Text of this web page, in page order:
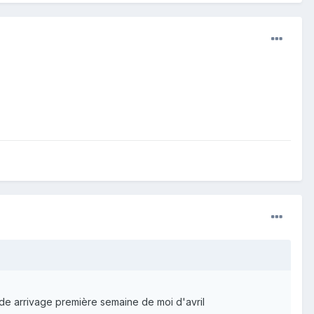
arrivage première semaine de moi d'avril